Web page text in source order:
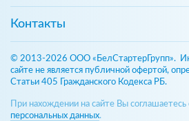
Контакты
© 2013-2026 ООО «БелСтартерГрупп».
сайте не является публичной офертой,
Статьи 405 Гражданского Кодекса РБ.
При нахождении на сайте Вы соглашаетесь
персональных данных.